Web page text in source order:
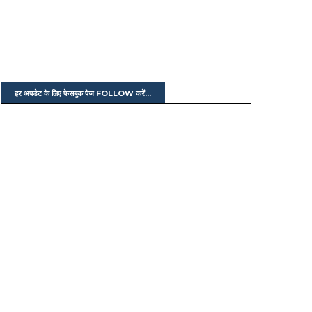
हर अपडेट के लिए फेसबुक पेज FOLLOW करें...